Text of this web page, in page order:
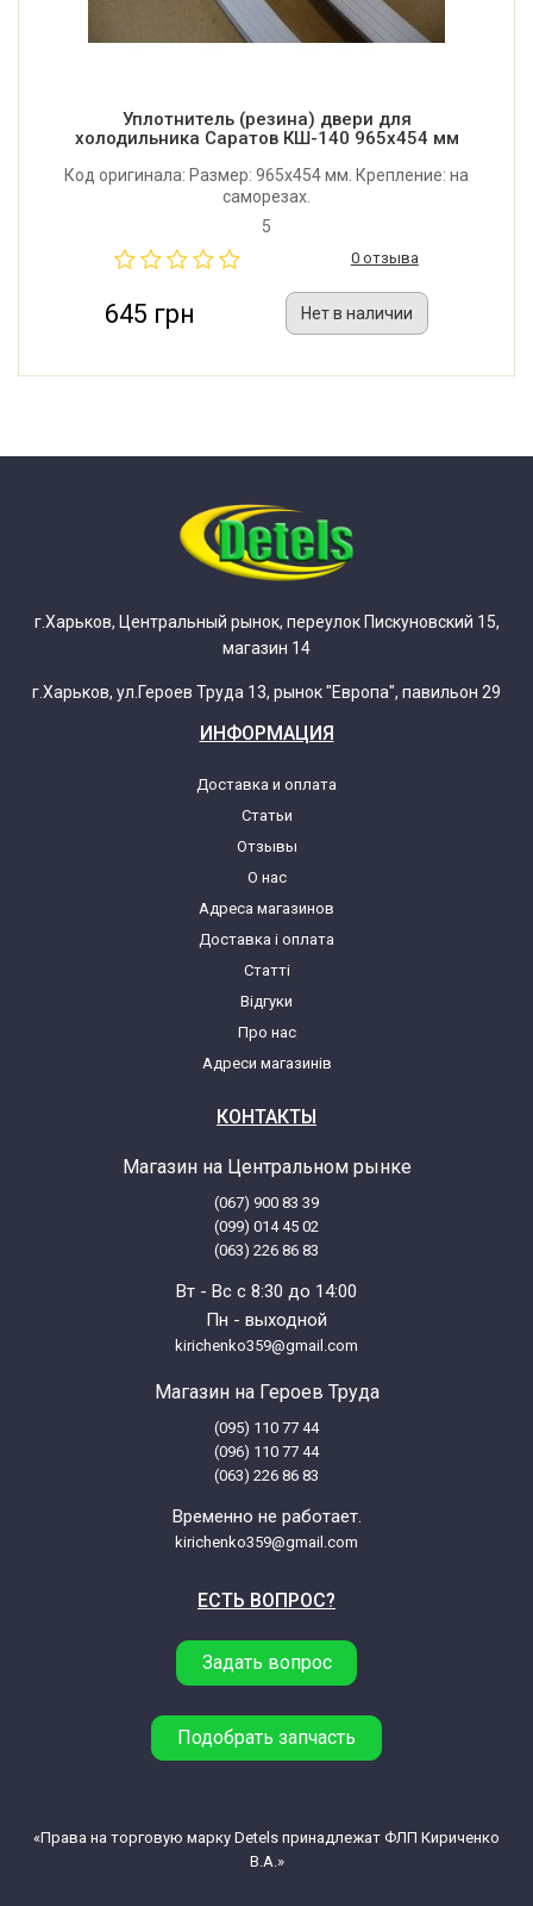
Уплотнитель (резина) двери для
холодильника Саратов КШ-140 965x454 мм
Код оригинала: Размер: 965x454 мм. Крепление: на
саморезах.
5
0 отзыва
645 грн Нет в наличии
г.Харьков, Центральный рынок, переулок Пискуновский 15,
магазин 14
г.Харьков, ул.Героев Труда 13, рынок "Европа", павильон 29
ИНФОРМАЦИЯ
Доставка и оплата
Статьи
Отзывы
О нас
Адреса магазинов
Доставка і оплата
Статті
Відгуки
Про нас
Адреси магазинів
КОНТАКТЫ
Магазин на Центральном рынке
(067) 900 83 39
(099) 014 45 02
(063) 226 86 83
Вт - Вс с 8:30 до 14:00
Пн - выходной
kirichenko359@gmail.com
Магазин на Героев Труда
(095) 110 77 44
(096) 110 77 44
(063) 226 86 83
Временно не работает.
kirichenko359@gmail.com
ЕСТЬ ВОПРОС?
Задать вопрос
Подобрать запчасть
«Права на торговую марку Detels принадлежат ФЛП Кириченко
В.А.»